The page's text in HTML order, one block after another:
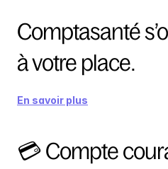
Comptasanté
à votre place.
En savoir plus
💳 Compte